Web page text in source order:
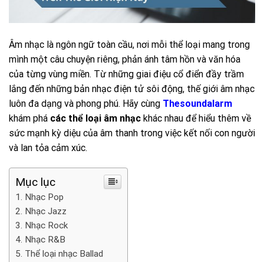
Âm nhạc là ngôn ngữ toàn cầu, nơi mỗi thể loại mang trong
mình một câu chuyện riêng, phản ánh tâm hồn và văn hóa
của từng vùng miền. Từ những giai điệu cổ điển đầy trầm
lắng đến những bản nhạc điện tử sôi động, thế giới âm nhạc
luôn đa dạng và phong phú. Hãy cùng Thesoundalarm
khám phá các thể loại âm nhạc khác nhau để hiểu thêm về
sức mạnh kỳ diệu của âm thanh trong việc kết nối con người
và lan tỏa cảm xúc.
Mục lục
Nhạc Pop
Nhạc Jazz
Nhạc Rock
Nhạc R&B
Thể loại nhạc Ballad